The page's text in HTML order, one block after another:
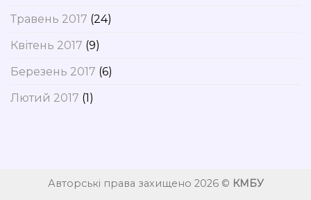
Травень 2017 (24)
Квітень 2017 (9)
Березень 2017 (6)
Лютий 2017 (1)
Авторські права захищено 2026 © КМБУ